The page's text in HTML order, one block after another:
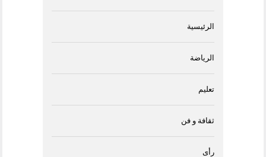
الرئيسية
الرياضة
تعليم
ثقافة و فن
رأى